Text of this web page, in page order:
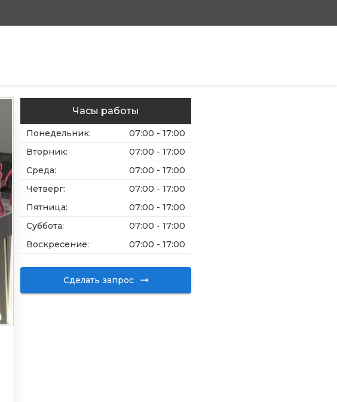
Часы работы
Понедельник:
07:00 - 17:00
Вторник:
07:00 - 17:00
Среда:
07:00 - 17:00
Четверг:
07:00 - 17:00
Пятница:
07:00 - 17:00
Суббота:
07:00 - 17:00
Воскресение: 07:00 - 17:00
Сделать запрос